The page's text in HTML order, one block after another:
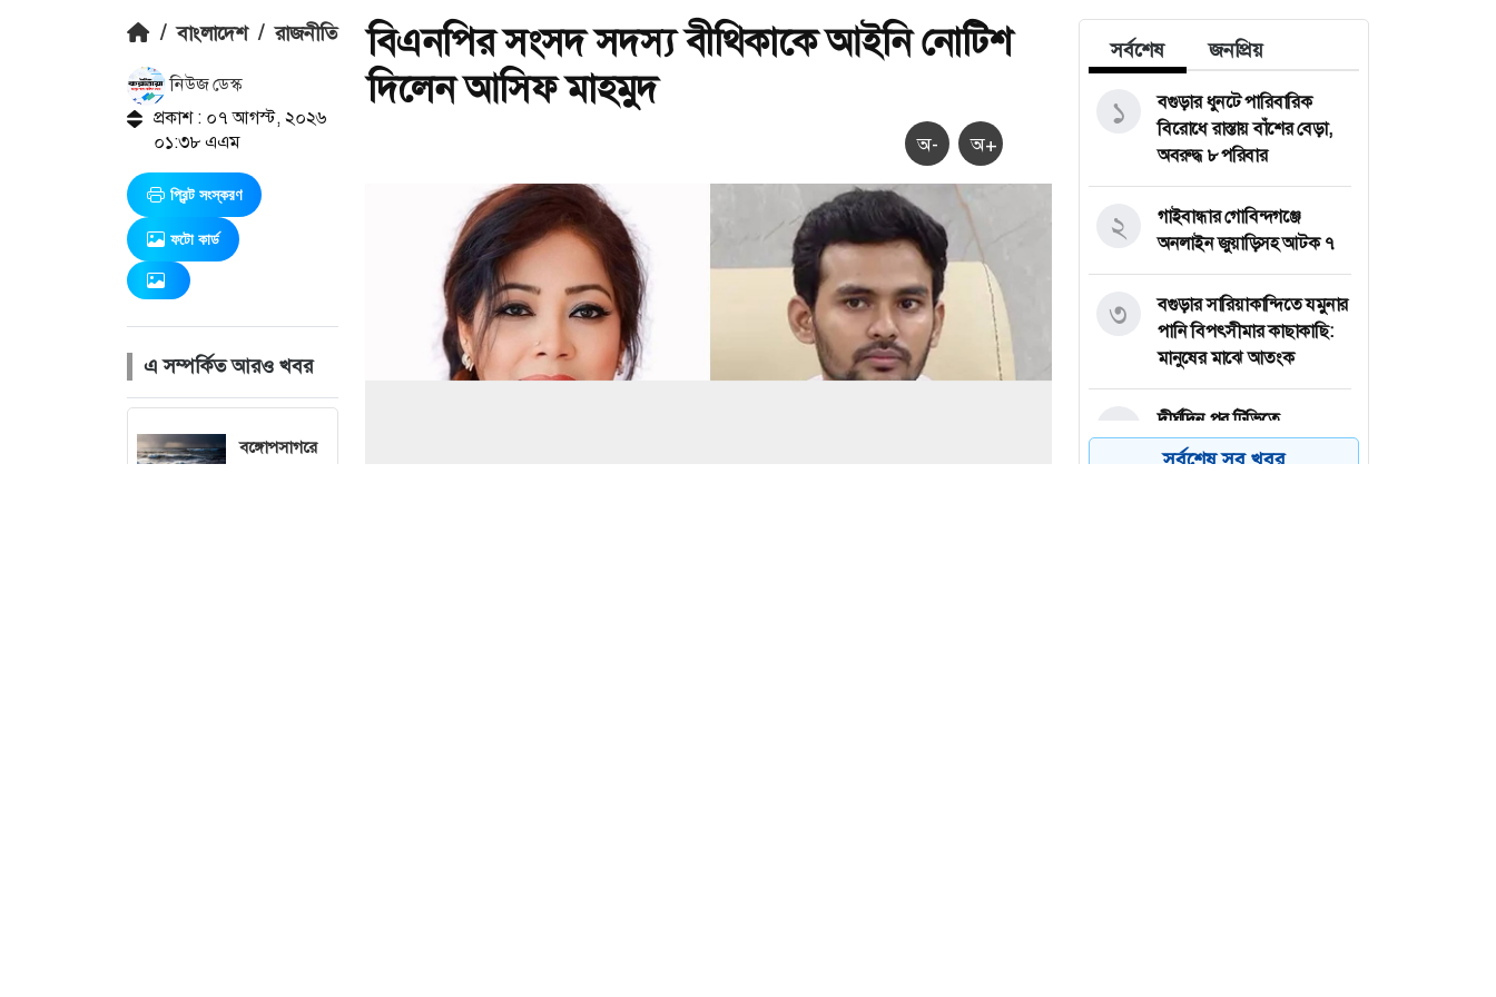
/ বাংলাদেশ / রাজনীতি
নিউজ ডেস্ক
প্রকাশ : ০৭ আগস্ট, ২০২৬
০১:৩৮ এএম
প্রিন্ট সংস্করণ
ফটো কার্ড
এ সম্পর্কিত আরও খবর
বঙ্গোপসাগরে
বিএনপির সংসদ সদস্য বীথিকাকে আইনি নোটিশ
দিলেন আসিফ মাহমুদ
অ- অ+
সর্বশেষ জনপ্রিয়
বগুড়ার ধুনটে পারিবারিক
বিরোধে রাস্তায় বাঁশের বেড়া,
অবরুদ্ধ ৮ পরিবার
১
গাইবান্ধার গোবিন্দগঞ্জে
অনলাইন জুয়াড়িসহ আটক ৭
২
বগুড়ার সারিয়াকান্দিতে যমুনার
পানি বিপৎসীমার কাছাকাছি:
মানুষের মাঝে আতংক
৩
দীর্ঘদিন পর টিভিতে
উপস্থাপনায় আরজুমান্দ আরা
বকুল
৪
সর্বশেষ সব খবর